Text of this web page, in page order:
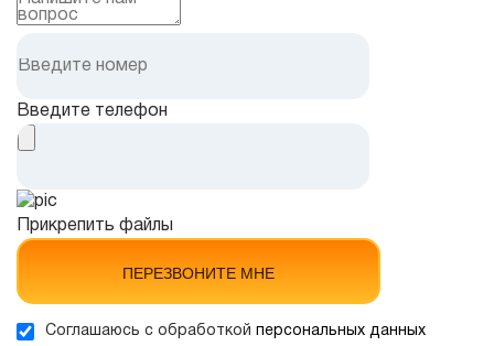
Введите телефон
Прикрепить файлы
ПЕРЕЗВОНИТЕ МНЕ
Соглашаюсь с обработкой персональных данных